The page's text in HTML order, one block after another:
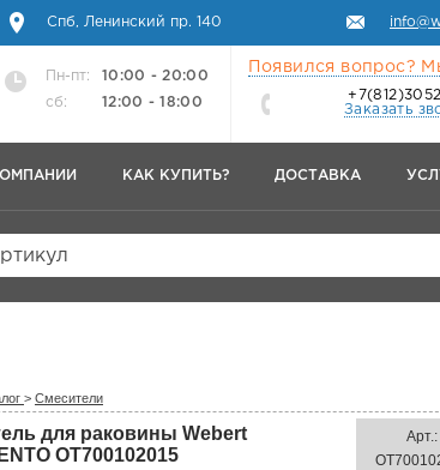
Спб, Ленинский пр. 140
Пн-пт:
10:00 - 20:00
сб:
12:00 - 18:00
Появился вопрос?
Заказать
КАК КУПИТЬ? ДОСТАВКА
> Смесители
для раковины Webert
OT700102015
Арт.: